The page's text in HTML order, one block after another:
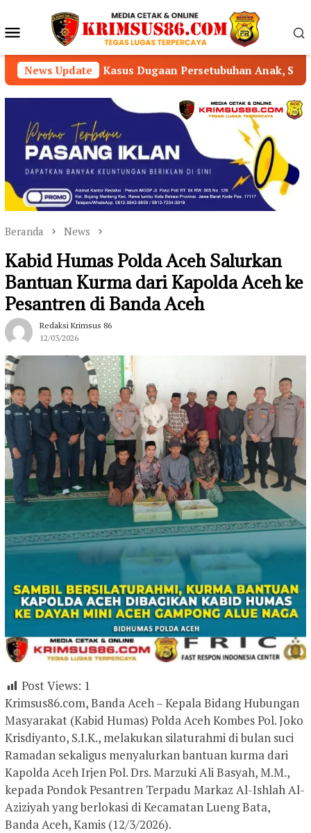
konten Menu
Mobile
News Update
Dugaan Persetubuhan Anak, Sidang Perdana Digelar
Beranda News
Kabid Humas Polda Aceh Salurkan
Bantuan Kurma dari Kapolda Aceh ke
Pesantren di Banda Aceh
Redaksi Krimsus 86
12/03/2026
Post Views: 1
Krimsus86.com, Banda Aceh – Kepala Bidang Hubungan
Masyarakat (Kabid Humas) Polda Aceh Kombes Pol. Joko
Krisdiyanto, S.I.K., melakukan silaturahmi di bulan suci
Ramadan sekaligus menyalurkan bantuan kurma dari
Kapolda Aceh Irjen Pol. Drs. Marzuki Ali Basyah, M.M.,
kepada Pondok Pesantren Terpadu Markaz Al-Ishlah Al-
Aziziyah yang berlokasi di Kecamatan Lueng Bata,
Banda Aceh, Kamis (12/3/2026).